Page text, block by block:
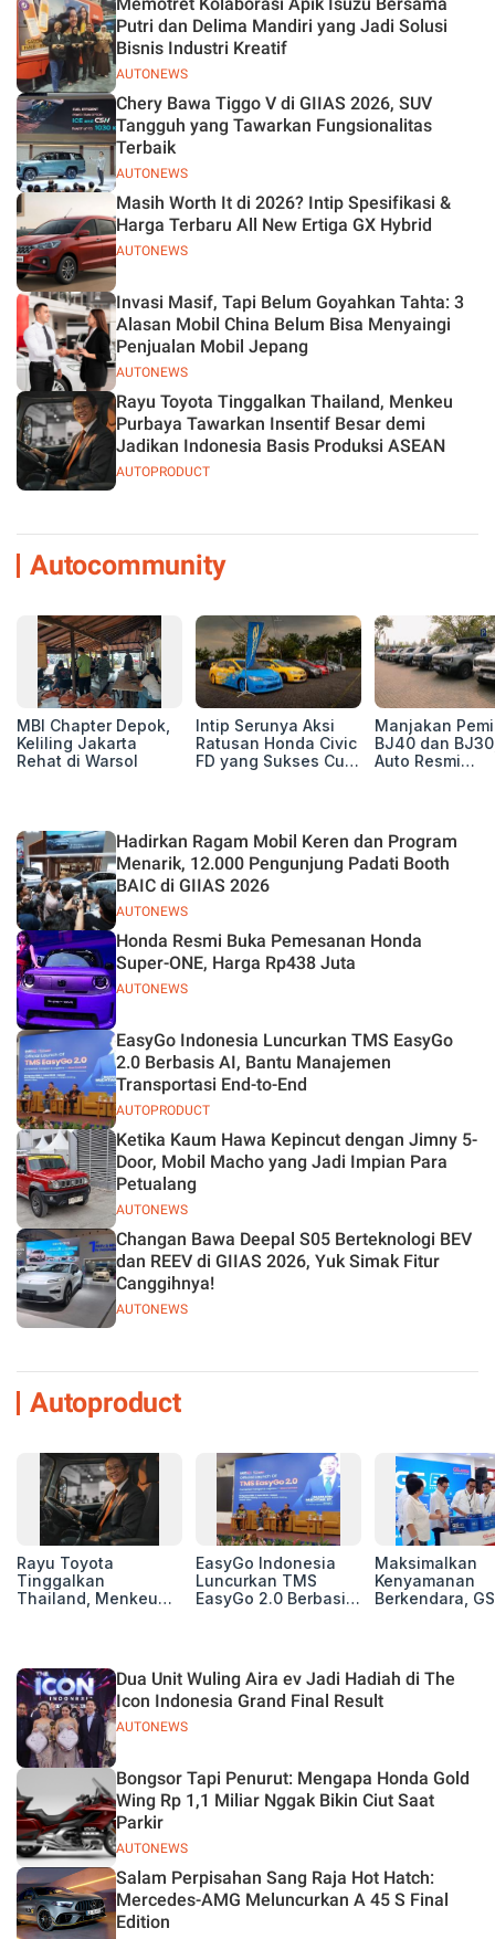
Jelas
AUTONEWS
Putri dan Delima Mandiri yang Jadi Solusi
Bisnis Industri Kreatif
AUTONEWS
Chery Bawa Tiggo V di GIIAS 2026, SUV
Tangguh yang Tawarkan Fungsionalitas
Terbaik
AUTONEWS
Masih Worth It di 2026? Intip Spesifikasi &
Harga Terbaru All New Ertiga GX Hybrid
AUTONEWS
Invasi Masif, Tapi Belum Goyahkan Tahta: 3
Alasan Mobil China Belum Bisa Menyaingi
Penjualan Mobil Jepang
AUTOPRODUCT
Rayu Toyota Tinggalkan Thailand, Menkeu
Purbaya Tawarkan Insentif Besar demi
Jadikan Indonesia Basis Produksi ASEAN
Autocommunity
MBI Chapter Depok,
Keliling Jakarta
Rehat di Warsol
Intip Serunya Aksi
Ratusan Honda Civic
FD yang Sukses Curi
Manjakan
BJ40 dan
Auto Resmi
AUTONEWS
Hadirkan Ragam Mobil Keren dan Program
Menarik, 12.000 Pengunjung Padati Booth
BAIC di GIIAS 2026
AUTONEWS
Honda Resmi Buka Pemesanan Honda
Super-ONE, Harga Rp438 Juta
AUTOPRODUCT
EasyGo Indonesia Luncurkan TMS EasyGo
2.0 Berbasis AI, Bantu Manajemen
Transportasi End-to-End
AUTONEWS
Ketika Kaum Hawa Kepincut dengan Jimny 5-
Door, Mobil Macho yang Jadi Impian Para
Petualang
AUTONEWS
Changan Bawa Deepal S05 Berteknologi BEV
dan REEV di GIIAS 2026, Yuk Simak Fitur
Canggihnya!
Autoproduct
Rayu Toyota
Tinggalkan
Thailand, Menkeu
Basis Produksi
ASEAN
EasyGo Indonesia
Luncurkan TMS
EasyGo 2.0 Berbasis
Maksimalkan
Kenyamanan
Berkendara,
2026
AUTONEWS
Dua Unit Wuling Aira ev Jadi Hadiah di The
Icon Indonesia Grand Final Result
AUTONEWS
Bongsor Tapi Penurut: Mengapa Honda Gold
Wing Rp 1,1 Miliar Nggak Bikin Ciut Saat
Parkir
Salam Perpisahan Sang Raja Hot Hatch:
Mercedes-AMG Meluncurkan A 45 S Final
Edition